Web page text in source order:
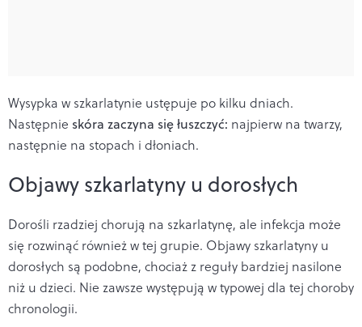
Wysypka w szkarlatynie ustępuje po kilku dniach.
Następnie skóra zaczyna się łuszczyć: najpierw na twarzy,
następnie na stopach i dłoniach.
Objawy szkarlatyny u dorosłych
Dorośli rzadziej chorują na szkarlatynę, ale infekcja może
się rozwinąć również w tej grupie. Objawy szkarlatyny u
dorosłych są podobne, chociaż z reguły bardziej nasilone
niż u dzieci. Nie zawsze występują w typowej dla tej choroby
chronologii.